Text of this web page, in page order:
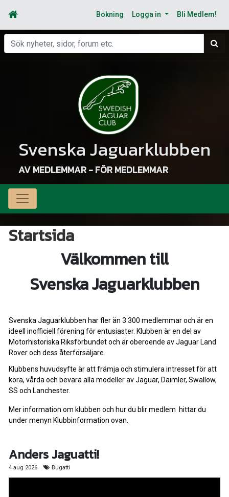
Bokning Logga in Bli Medlem!
Sök
Svenska Jaguarklubben
AV MEDLEMMAR - FÖR MEDLEMMAR
Startsida
Välkommen till
Svenska Jaguarklubben
Svenska Jaguarklubben har fler än 3 300 medlemmar och är en
ideell inofficiell förening för entusiaster. Klubben är en del av
Motorhistoriska Riksförbundet och är oberoende av Jaguar Land
Rover och dess återförsäljare.
Klubbens huvudsyfte är att främja och stimulera intresset för att
köra, vårda och bevara alla modeller av Jaguar, Daimler, Swallow,
SS och Lanchester.
Mer information om klubben och hur du blir medlem hittar du
under menyn Klubbinformation ovan.
Anders Jaguatti!
4 aug 2026 Bugatti